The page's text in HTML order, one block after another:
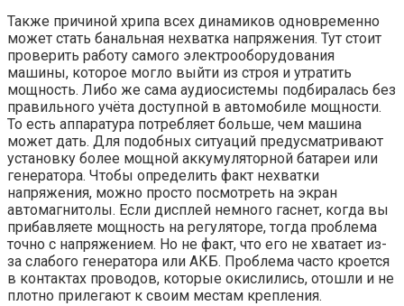
Также причиной хрипа всех динамиков одновременно
может стать банальная нехватка напряжения. Тут стоит
проверить работу самого электрооборудования
машины, которое могло выйти из строя и утратить
мощность. Либо же сама аудиосистемы подбиралась без
правильного учёта доступной в автомобиле мощности.
То есть аппаратура потребляет больше, чем машина
может дать. Для подобных ситуаций предусматривают
установку более мощной аккумуляторной батареи или
генератора. Чтобы определить факт нехватки
напряжения, можно просто посмотреть на экран
автомагнитолы. Если дисплей немного гаснет, когда вы
прибавляете мощность на регуляторе, тогда проблема
точно с напряжением. Но не факт, что его не хватает из-
за слабого генератора или АКБ. Проблема часто кроется
в контактах проводов, которые окислились, отошли и не
плотно прилегают к своим местам крепления.